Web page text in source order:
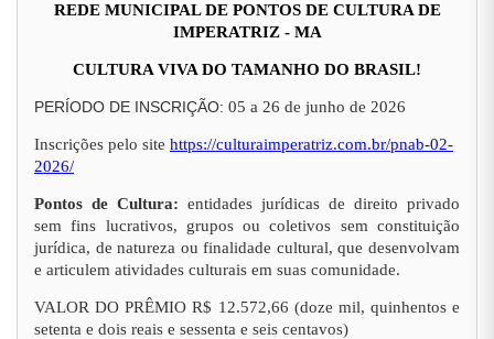
REDE MUNICIPAL DE PONTOS DE CULTURA DE
IMPERATRIZ - MA
CULTURA VIVA DO TAMANHO DO BRASIL!
PERÍODO DE INSCRIÇÃO: 05 a 26 de junho de 2026
Inscrições pelo site https://culturaimperatriz.com.br/pnab-02-
2026/
Pontos de Cultura: entidades jurídicas de direito privado
sem fins lucrativos, grupos ou coletivos sem constituição
jurídica, de natureza ou finalidade cultural, que desenvolvam
e articulem atividades culturais em suas comunidade.
VALOR DO PRÊMIO R$ 12.572,66 (doze mil, quinhentos e
setenta e dois reais e sessenta e seis centavos)